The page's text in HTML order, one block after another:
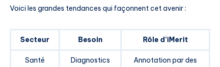
Voici les grandes tendances qui façonnent cet avenir :
Secteur Besoin Rôle d’iMerit
Santé
Diagnostics
Annotation par des